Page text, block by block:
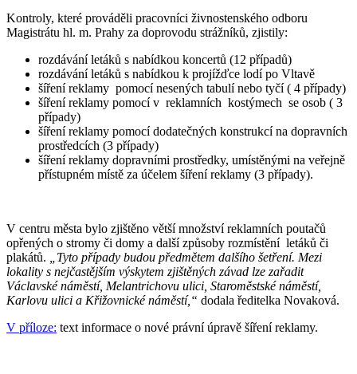
Kontroly, které prováděli pracovníci živnostenského odboru
Magistrátu hl. m. Prahy za doprovodu strážníků, zjistily:
rozdávání letáků s nabídkou koncertů (12 případů)
rozdávání letáků s nabídkou k projížďce lodí po Vltavě
šíření reklamy pomocí nesených tabulí nebo tyčí ( 4 případy)
šíření reklamy pomocí v reklamních kostýmech se osob ( 3
případy)
šíření reklamy pomocí dodatečných konstrukcí na dopravních
prostředcích (3 případy)
šíření reklamy dopravními prostředky, umístěnými na veřejně
přístupném místě za účelem šíření reklamy (3 případy).
V centru města bylo zjištěno větší množství reklamních poutačů
opřených o stromy či domy a další způsoby rozmístění letáků či
plakátů. „Tyto případy budou předmětem dalšího šetření. Mezi
lokality s nejčastějším výskytem zjištěných závad lze zařadit
Václavské náměstí, Melantrichovu ulici, Staroměstské náměstí,
Karlovu ulici a Křižovnické náměstí,“ dodala ředitelka Novaková.
V příloze: text informace o nové právní úpravě šíření reklamy.